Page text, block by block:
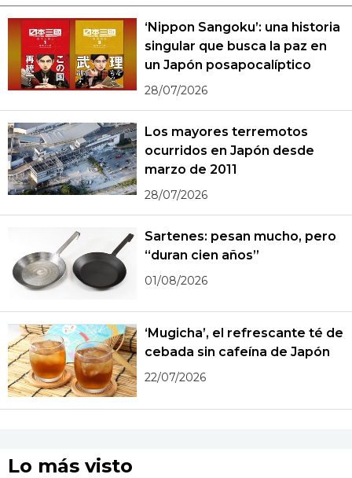
‘Nippon Sangoku’: una historia
singular que busca la paz en
un Japón posapocalíptico
28/07/2026
Los mayores terremotos
ocurridos en Japón desde
marzo de 2011
28/07/2026
Sartenes: pesan mucho, pero
“duran cien años”
01/08/2026
‘Mugicha’, el refrescante té de
cebada sin cafeína de Japón
22/07/2026
Lo más visto